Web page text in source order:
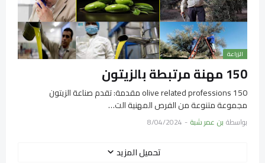
الزراعة
150 مهنة مرتبطة بالزيتون
150 olive related professions مقدمة: تقدم صناعة الزيتون
مجموعة متنوعة من الفرص المهنية الت…
بواسطة بن عمر شبة -
8/04/2024
تحميل المزيد